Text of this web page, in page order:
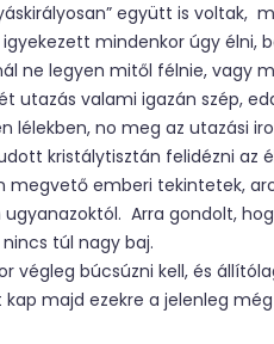
együtt is voltak,
mindenkor úgy élni,
ne legyen mitől félnie, vagy
utazás valami igazán szép,
lélekben, no meg az utazási
kristálytisztán felidézni az
megvető emberi tekintetek,
Arra gondolt,
túl nagy baj.
végleg búcsúzni kell, és
majd ezekre a jelenleg